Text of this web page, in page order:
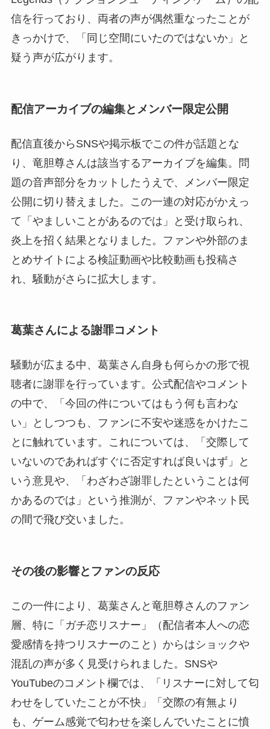
信を行っており、両者の声が偶然重なったことが
きっかけで、「同じ空間にいたのではないか」と
疑う声が広がります。
配信アーカイブの編集とメンバー限定公開
配信直後からSNSや掲示板でこの件が話題とな
り、竜胆尊さんは該当するアーカイブを編集。問
題の音声部分をカットしたうえで、メンバー限定
公開に切り替えました。この一連の対応がかえっ
て「やましいことがあるのでは」と受け取られ、
炎上を招く結果となりました。ファンや外部のま
とめサイトによる検証動画や比較動画も投稿さ
れ、騒動がさらに拡大します。
葛葉さんによる謝罪コメント
騒動が広まる中、葛葉さん自身も何らかの形で視
聴者に謝罪を行っています。公式配信やコメント
の中で、「今回の件についてはもう何も言わな
い」としつつも、ファンに不安や迷惑をかけたこ
とに触れています。これについては、「交際して
いないのであればすぐに否定すれば良いはず」と
いう意見や、「わざわざ謝罪したということは何
かあるのでは」という推測が、ファンやネット民
の間で飛び交いました。
その後の影響とファンの反応
この一件により、葛葉さんと竜胆尊さんのファン
層、特に「ガチ恋リスナー」（配信者本人への恋
愛感情を持つリスナーのこと）からはショックや
混乱の声が多く見受けられました。SNSや
YouTubeのコメント欄では、「リスナーに対して匂
わせをしていたことが不快」「交際の有無より
も、ゲーム感覚で匂わせを楽しんでいたことに憤